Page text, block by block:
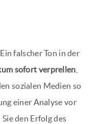
falscher Ton in der
sofort verprellen
sozialen Medien so
einer Analyse vor
den Erfolg des